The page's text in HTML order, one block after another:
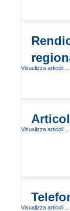
Visualizza articoli ...
Visualizza articoli ...
Visualizza articoli ...